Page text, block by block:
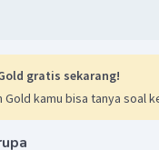
gratis sekarang!
Gold kamu bisa tanya soal